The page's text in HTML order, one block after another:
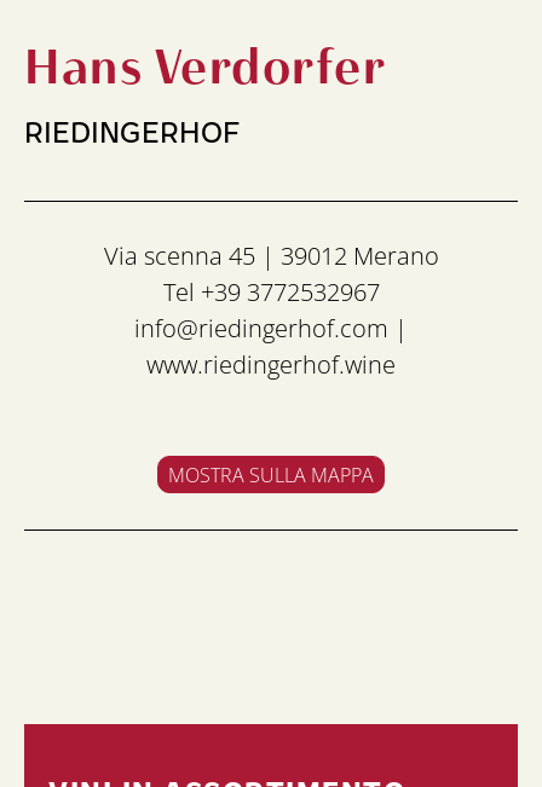
Hans Verdorfer
RIEDINGERHOF
Via scenna 45 | 39012 Merano
Tel +39 3772532967
info@riedingerhof.com |
www.riedingerhof.wine
MOSTRA SULLA MAPPA